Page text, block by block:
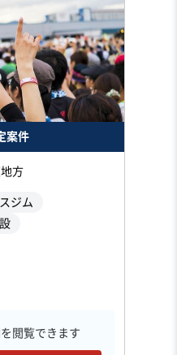
案件
方
ジム
閲覧できます